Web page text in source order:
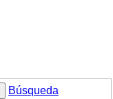
Búsqueda